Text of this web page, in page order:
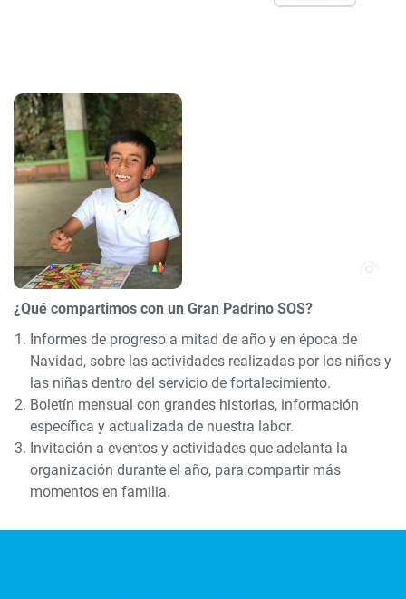
¿Qué compartimos con un Gran Padrino SOS?
Informes de progreso a mitad de año y en época de
Navidad, sobre las actividades realizadas por los niños y
las niñas dentro del servicio de fortalecimiento.
Boletín mensual con grandes historias, información
específica y actualizada de nuestra labor.
Invitación a eventos y actividades que adelanta la
organización durante el año, para compartir más
momentos en familia.